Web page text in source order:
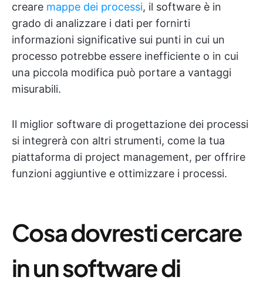
creare mappe dei processi, il software è in
grado di analizzare i dati per fornirti
informazioni significative sui punti in cui un
processo potrebbe essere inefficiente o in cui
una piccola modifica può portare a vantaggi
misurabili.
Il miglior software di progettazione dei processi
si integrerà con altri strumenti, come la tua
piattaforma di project management, per offrire
funzioni aggiuntive e ottimizzare i processi.
Cosa dovresti cercare
in un software di